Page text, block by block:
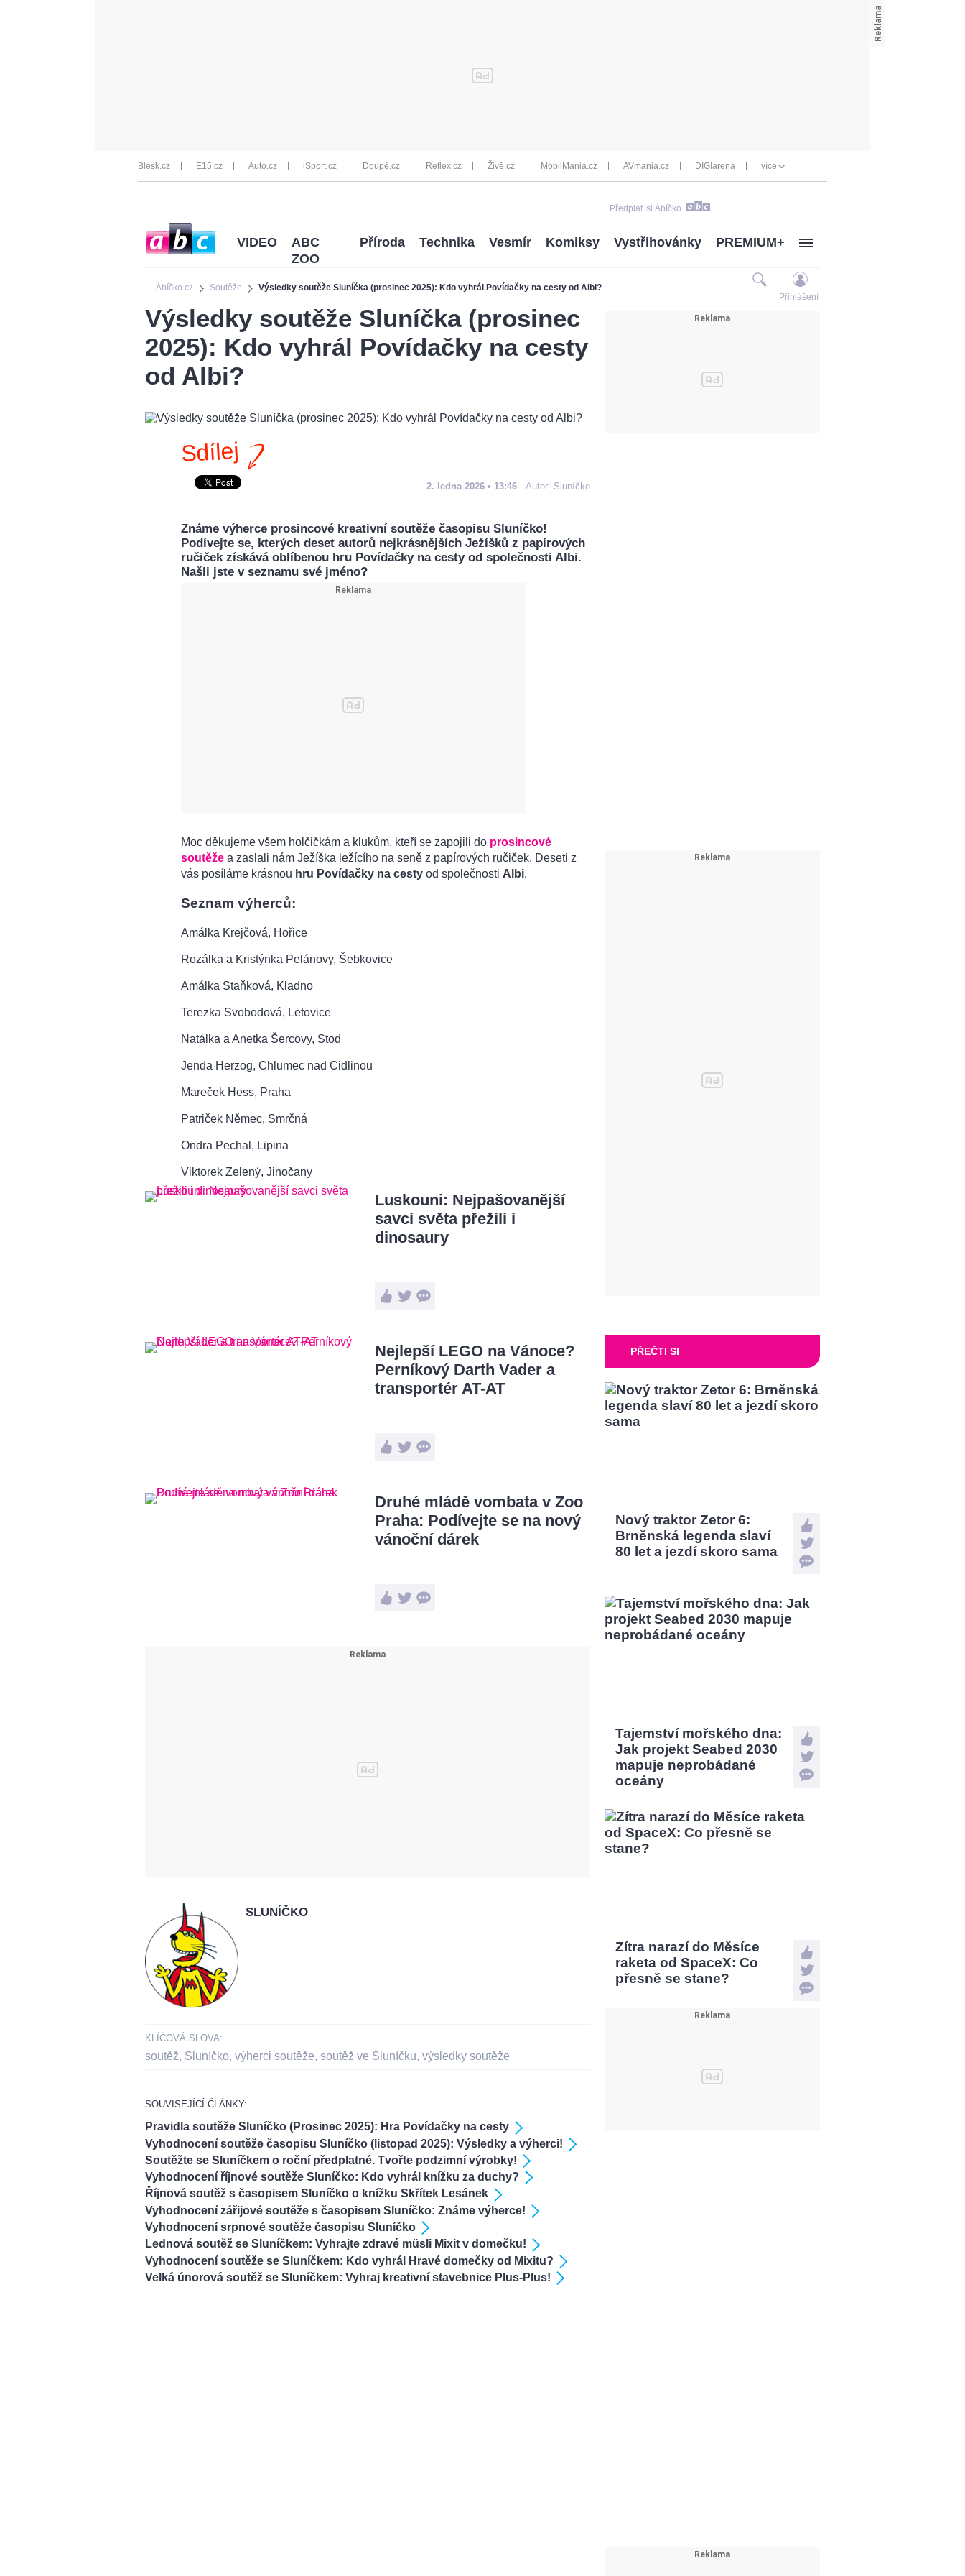
Blesk.cz E15.cz Auto.cz iSport.cz Doupě.cz Reflex.cz Živě.cz MobilMania.cz AVmania.cz DIGIarena více
Předplať si Ábíčko
Ábíčko.cz Soutěže Výsledky soutěže Sluníčka (prosinec 2025): Kdo vyhrál Povídačky na cesty od Albi?
VIDEO
ABC
ZOO
Příroda Technika Vesmír Komiksy Vystřihovánky PREMIUM+
Přihlášení
Výsledky soutěže Sluníčka (prosinec
2025): Kdo vyhrál Povídačky na cesty
od Albi?
Sdílej
2. ledna 2026 • 13:46 Autor: Sluníčko
Známe výherce prosincové kreativní soutěže časopisu Sluníčko!
Podívejte se, kterých deset autorů nejkrásnějších Ježíšků z papírových
ručiček získává oblíbenou hru Povídačky na cesty od společnosti Albi.
Našli jste v seznamu své jméno?
Moc děkujeme všem holčičkám a klukům, kteří se zapojili do prosincové
soutěže a zaslali nám Ježíška ležícího na seně z papírových ručiček. Deseti z
vás posíláme krásnou hru Povídačky na cesty od společnosti Albi.
Seznam výherců:
Amálka Krejčová, Hořice
Rozálka a Kristýnka Pelánovy, Šebkovice
Amálka Staňková, Kladno
Terezka Svobodová, Letovice
Natálka a Anetka Šercovy, Stod
Jenda Herzog, Chlumec nad Cidlinou
Mareček Hess, Praha
Patriček Němec, Smrčná
Ondra Pechal, Lipina
Viktorek Zelený, Jinočany
Luskouni: Nejpašovanější
savci světa přežili i
dinosaury
Nejlepší LEGO na Vánoce?
Perníkový Darth Vader a
transportér AT-AT
Druhé mládě vombata v Zoo
Praha: Podívejte se na nový
vánoční dárek
SLUNÍČKO
KLÍČOVÁ SLOVA:
soutěž, Sluníčko, výherci soutěže, soutěž ve Sluníčku, výsledky soutěže
SOUVISEJÍCÍ ČLÁNKY:
Pravidla soutěže Sluníčko (Prosinec 2025): Hra Povídačky na cesty
Vyhodnocení soutěže časopisu Sluníčko (listopad 2025): Výsledky a výherci!
Soutěžte se Sluníčkem o roční předplatné. Tvořte podzimní výrobky!
Vyhodnocení říjnové soutěže Sluníčko: Kdo vyhrál knížku za duchy?
Říjnová soutěž s časopisem Sluníčko o knížku Skřítek Lesánek
Vyhodnocení zářijové soutěže s časopisem Sluníčko: Známe výherce!
Vyhodnocení srpnové soutěže časopisu Sluníčko
Lednová soutěž se Sluníčkem: Vyhrajte zdravé müsli Mixit v domečku!
Vyhodnocení soutěže se Sluníčkem: Kdo vyhrál Hravé domečky od Mixitu?
Velká únorová soutěž se Sluníčkem: Vyhraj kreativní stavebnice Plus-Plus!
PŘEČTI SI
Nový traktor Zetor 6:
Brněnská legenda slaví
80 let a jezdí skoro sama
Tajemství mořského dna:
Jak projekt Seabed 2030
mapuje neprobádané
oceány
Zítra narazí do Měsíce
raketa od SpaceX: Co
přesně se stane?